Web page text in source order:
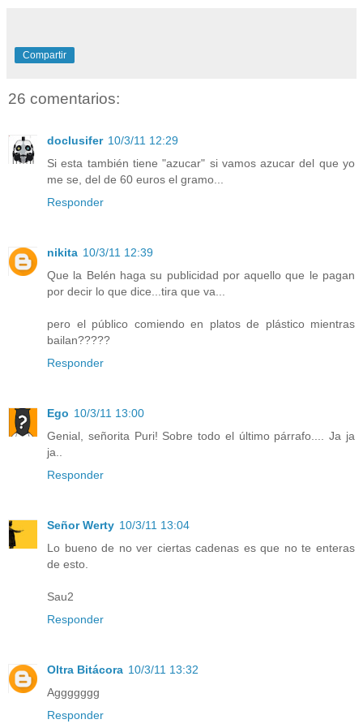
Compartir
26 comentarios:
doclusifer 10/3/11 12:29
Si esta también tiene "azucar" si vamos azucar del que yo
me se, del de 60 euros el gramo...
Responder
nikita 10/3/11 12:39
Que la Belén haga su publicidad por aquello que le pagan
por decir lo que dice...tira que va...
pero el público comiendo en platos de plástico mientras
bailan?????
Responder
Ego 10/3/11 13:00
Genial, señorita Puri! Sobre todo el último párrafo.... Ja ja
ja..
Responder
Señor Werty 10/3/11 13:04
Lo bueno de no ver ciertas cadenas es que no te enteras
de esto.
Sau2
Responder
Oltra Bitácora 10/3/11 13:32
Aggggggg
Responder